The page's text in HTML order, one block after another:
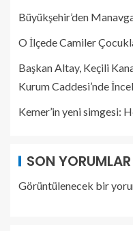
Büyükşehir’den
O İlçede Camiler
Başkan Altay, Keçili
Kurum Caddesi’nde
Kemer’in yeni simgesi:
SON YORUMLAR
Görüntülenecek bir